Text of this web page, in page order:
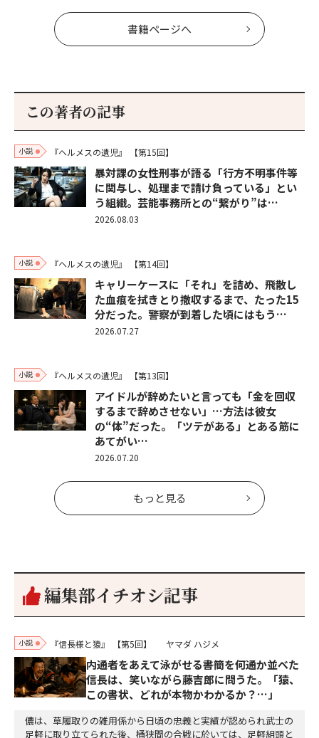
書籍ページへ
この著者の記事
小説 『ヘルメスの遺児』 【第15回】
暴対課の女性刑事が語る「行方不明事件等
に関与し、処理まで請け負っている」とい
う組織。芸能事務所との“繋がり”は…
2026.08.03
小説 『ヘルメスの遺児』 【第14回】
キャリーケースに「それ」を詰め、飛散し
た血痕を拭きとり撤収するまで、たった15
分だった。警察が到着した頃にはもう…
2026.07.27
小説 『ヘルメスの遺児』 【第13回】
アイドルが辞めたいと言っても「金を回収
するまで辞めさせない」…方法は彼女
の“体”だった。「ツテがある」とある筋に
あてがい…
2026.07.20
もっと見る
編集部イチオシ記事
小説 『信長様と猿』 【第5回】 ヤマダ ハジメ
内通者をあえて泳がせる――書簡を何通か並べた
信長は、笑いながら藤吉郎に問うた。「猿、
この書状、どれが本物かわかるか？…」
儂は、草履取りの雑用係から日頃の忠義と実績が認められ武士の
足軽に取り立てられた後、桶狭間の合戦に於いては、足軽組頭と